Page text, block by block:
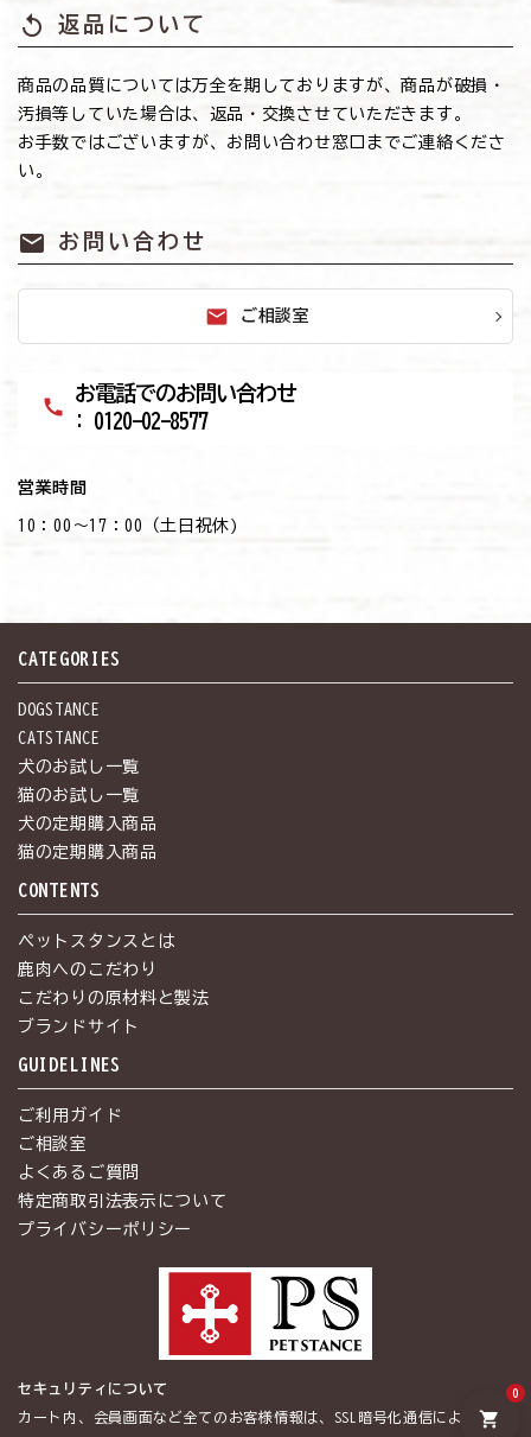
replay 返品について
商品の品質については万全を期しておりますが、商品が破損・
汚損等していた場合は、返品・交換させていただきます。
お手数ではございますが、お問い合わせ窓口までご連絡くださ
い。
mail お問い合わせ
mail ご相談室
call
お電話でのお問い合わせ
: 0120-02-8577
営業時間
10：00～17：00（土日祝休)
shopping_cart
0
CATEGORIES
DOGSTANCE
CATSTANCE
犬のお試し一覧
猫のお試し一覧
犬の定期購入商品
猫の定期購入商品
CONTENTS
ペットスタンスとは
鹿肉へのこだわり
こだわりの原材料と製法
ブランドサイト
GUIDELINES
ご利用ガイド
ご相談室
よくあるご質問
特定商取引法表示について
プライバシーポリシー
セキュリティについて
カート内、会員画面など全てのお客様情報は、SSL暗号化通信によって保